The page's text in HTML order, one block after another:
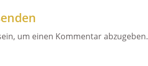
um einen Kommentar abzugeben.